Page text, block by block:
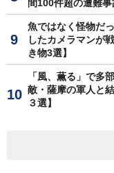
間100件超の遭難
魚ではなく怪物だ
したカメラマンが
き物3選】
「風、薫る」で多
敵・薩摩の軍人と
３選】